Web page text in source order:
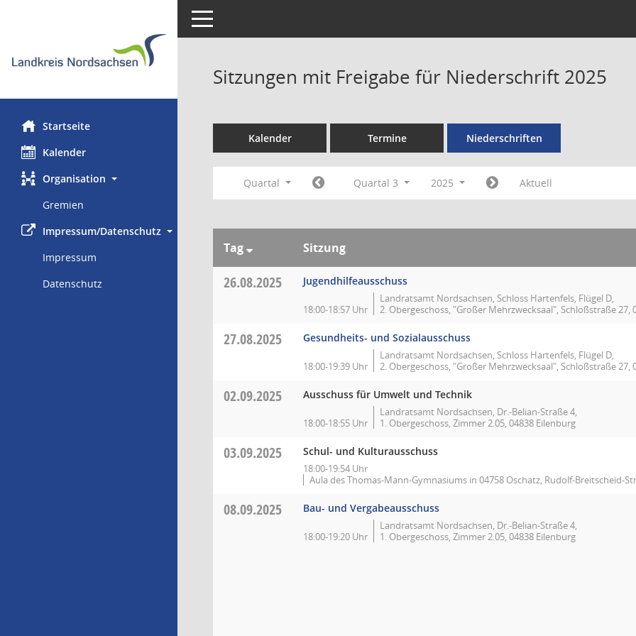
Startseite
Kalender
Organisation
Gremien
Impressum/Datenschutz
Impressum
Datenschutz
Toggle navigation
Sitzungen mit Freigabe für Niederschrift 2025
Kalender Termine Niederschriften
Quartal Quartal 3 2025 Aktuell
Tag Sitzung
26.08.2025 Jugendhilfeausschuss
18:00-18:57 Uhr
Landratsamt Nordsachsen, Schloss Hartenfels, Flügel D,
2. Obergeschoss, "Großer Mehrzwecksaal", Schloßstraße 27,
27.08.2025 Gesundheits- und Sozialausschuss
18:00-19:39 Uhr
Landratsamt Nordsachsen, Schloss Hartenfels, Flügel D,
2. Obergeschoss, "Großer Mehrzwecksaal", Schloßstraße 27,
02.09.2025 Ausschuss für Umwelt und Technik
18:00-18:55 Uhr
Landratsamt Nordsachsen, Dr.-Belian-Straße 4,
1. Obergeschoss, Zimmer 2.05, 04838 Eilenburg
03.09.2025 Schul- und Kulturausschuss
18:00-19:54 Uhr
Aula des Thomas-Mann-Gymnasiums in 04758 Oschatz, Rudolf-Breitscheid-
08.09.2025 Bau- und Vergabeausschuss
18:00-19:20 Uhr
Landratsamt Nordsachsen, Dr.-Belian-Straße 4,
1. Obergeschoss, Zimmer 2.05, 04838 Eilenburg